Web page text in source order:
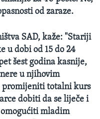
od zaraze.
SAD, kaže: "Stariji
u dobi od 15 do 24
šest godina kasnije,
u njihovim
promijeniti totalni kurs
dobiti da se liječe i
mladim